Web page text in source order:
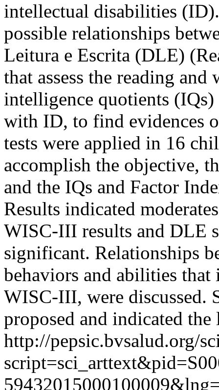
intellectual disabilities
possible relationships
Leitura e Escrita (DLE)
that assess the reading
intelligence quotients
with ID, to find evidences
tests were applied in 16
accomplish the objective,
and the IQs and Factor
Results indicated
WISC-III results and DLE
significant. Relationships
behaviors and abilities that
WISC-III, were discussed.
proposed and indicated
http://pepsic.bvsalud.org/